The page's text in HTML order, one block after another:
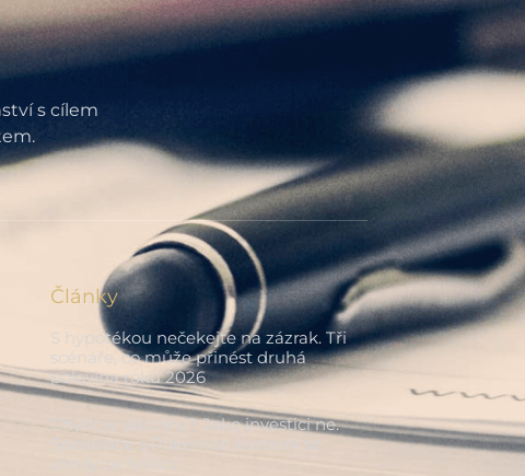
s cílem
Články
S hypotékou nečekejte na zázrak. Tři
scénáře, co může přinést druhá
polovina roku 2026
Chytit je všechny? Jako investici ne.
Spekulace s Pokémon kartami se
utrhly ze řetězu